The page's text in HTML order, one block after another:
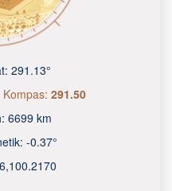
291.13°
291.50
6699 km
-0.37°
,100.2170